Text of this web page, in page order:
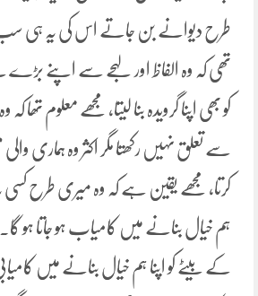
طرح دیوانے بن جاتے اس کی یہ ہی
تھی کہ وہ الفاظ اور لہجے سے اپنے
کو بھی اپنا گرویدہ بنا لیتا، مجھے معلوم تھا
سے تعلق نہیں رکھتا مگر اکثر وہ ہماری والی
کرتا، مجھے یقین ہے کہ وہ میری طرح کسی نہ
ہم خیال بنانے میں کامیاب ہو جاتا ہو
کے بیٹے کو اپنا ہم خیال بنانے میں